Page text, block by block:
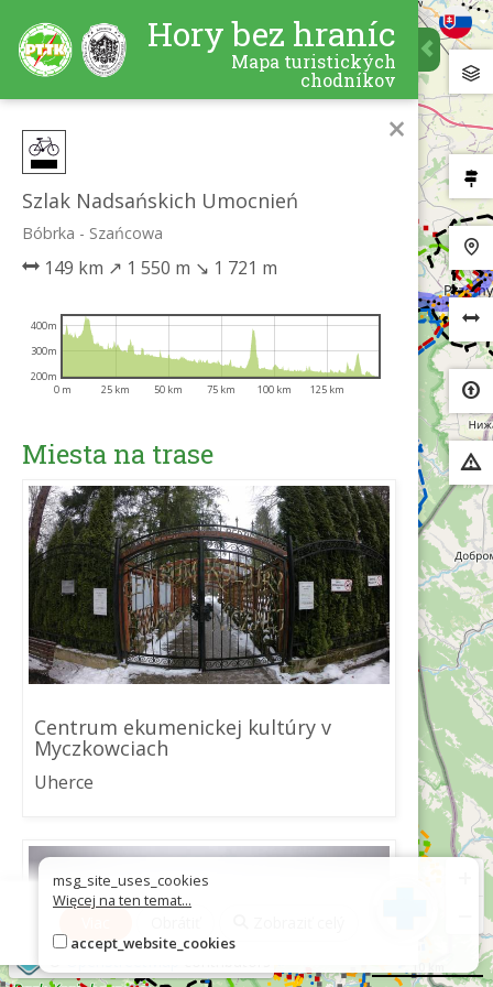
Hory bez hraníc
Mapa turistických
chodníkov
×
Szlak Nadsańskich Umocnień
Bóbrka - Szańcowa
149 km ↗ 1 550 m ↘ 1 721 m
0 m 25 km 50 km 75 km 100 km 125 km
200m
300m
400m
Miesta na trase
Centrum ekumenickej kultúry v
Myczkowciach
Uherce
msg_site_uses_cookies
Więcej na ten temat...
accept_website_cookies